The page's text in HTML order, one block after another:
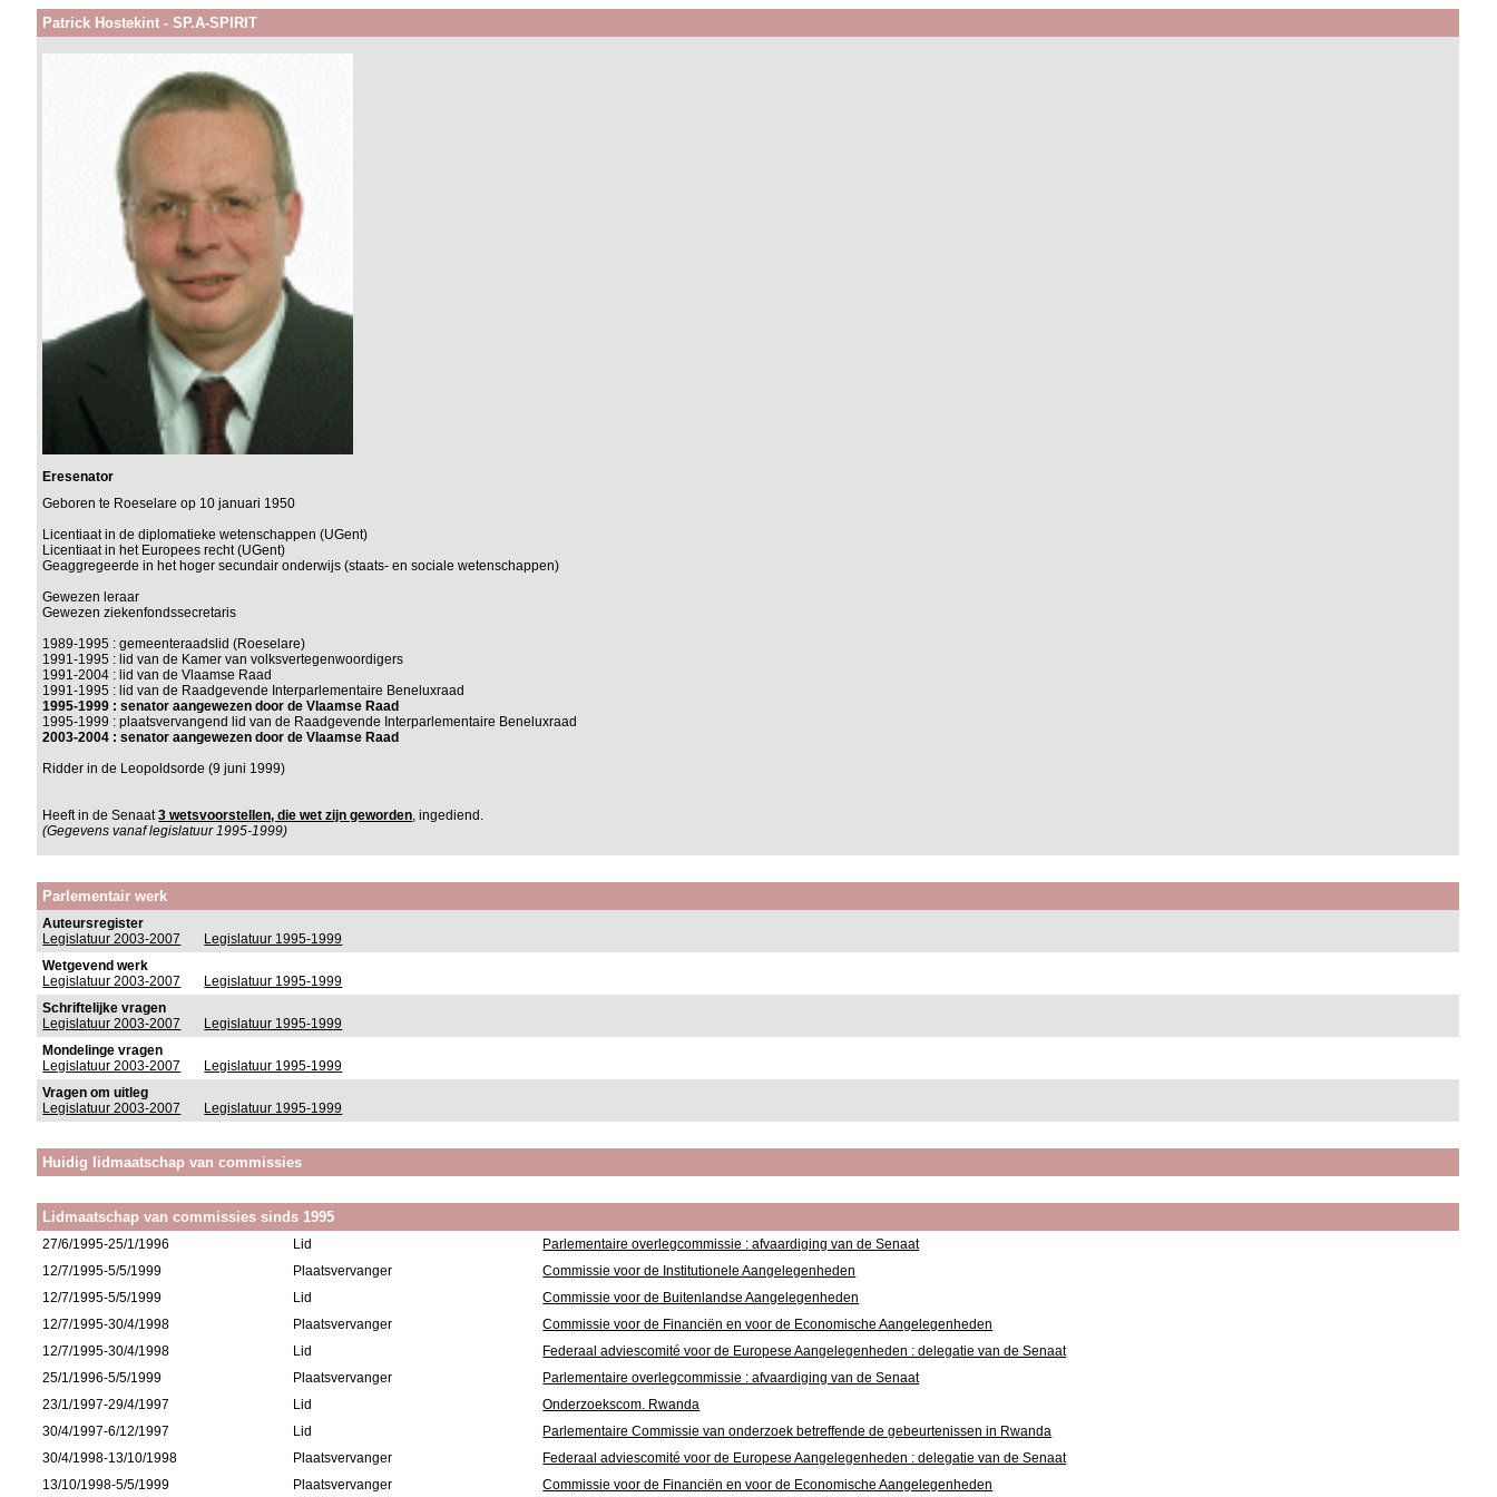
Patrick Hostekint - SP.A-SPIRIT
Eresenator
Geboren te Roeselare op 10 januari 1950
Licentiaat in de diplomatieke wetenschappen (UGent)
Licentiaat in het Europees recht (UGent)
Geaggregeerde in het hoger secundair onderwijs (staats- en sociale wetenschappen)
Gewezen leraar
Gewezen ziekenfondssecretaris
1989-1995 : gemeenteraadslid (Roeselare)
1991-1995 : lid van de Kamer van volksvertegenwoordigers
1991-2004 : lid van de Vlaamse Raad
1991-1995 : lid van de Raadgevende Interparlementaire Beneluxraad
1995-1999 : senator aangewezen door de Vlaamse Raad
1995-1999 : plaatsvervangend lid van de Raadgevende Interparlementaire Beneluxraad
2003-2004 : senator aangewezen door de Vlaamse Raad
Ridder in de Leopoldsorde (9 juni 1999)
Heeft in de Senaat3 wetsvoorstellen, die wet zijn geworden, ingediend.
(Gegevens vanaf legislatuur 1995-1999)
Parlementair werk
Auteursregister
Legislatuur 2003-2007
Legislatuur 1995-1999
Wetgevend werk
Legislatuur 2003-2007
Legislatuur 1995-1999
Schriftelijke vragen
Legislatuur 2003-2007
Legislatuur 1995-1999
Mondelinge vragen
Legislatuur 2003-2007
Legislatuur 1995-1999
Vragen om uitleg
Legislatuur 2003-2007
Legislatuur 1995-1999
Huidig lidmaatschap van commissies
Lidmaatschap van commissies sinds 1995
27/6/1995-25/1/1996 Lid
Parlementaire overlegcommissie : afvaardiging van de Senaat
12/7/1995-5/5/1999
Plaatsvervanger
Commissie voor de Institutionele Aangelegenheden
12/7/1995-5/5/1999
Lid
Commissie voor de Buitenlandse Aangelegenheden
12/7/1995-30/4/1998
Plaatsvervanger
Commissie voor de Financiën en voor de Economische Aangelegenheden
12/7/1995-30/4/1998
Lid
Federaal adviescomité voor de Europese Aangelegenheden : delegatie van de Senaat
25/1/1996-5/5/1999
Plaatsvervanger
Parlementaire overlegcommissie : afvaardiging van de Senaat
23/1/1997-29/4/1997
Lid
Onderzoekscom. Rwanda
30/4/1997-6/12/1997
Lid
Parlementaire Commissie van onderzoek betreffende de gebeurtenissen in Rwanda
30/4/1998-13/10/1998
Plaatsvervanger
Federaal adviescomité voor de Europese Aangelegenheden : delegatie van de Senaat
13/10/1998-5/5/1999
Plaatsvervanger Commissie voor de Financiën en voor de Economische Aangelegenheden